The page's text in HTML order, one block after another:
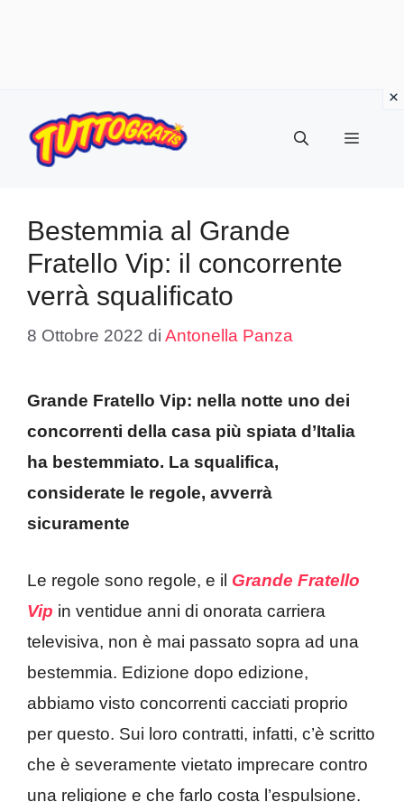
contenuto
Menu
Bestemmia al Grande
Fratello Vip: il concorrente
verrà squalificato
8 Ottobre 2022 di Antonella Panza
Grande Fratello Vip: nella notte uno dei
concorrenti della casa più spiata d’Italia
ha bestemmiato. La squalifica,
considerate le regole, avverrà
sicuramente
Le regole sono regole, e il Grande Fratello
Vip in ventidue anni di onorata carriera
televisiva, non è mai passato sopra ad una
bestemmia. Edizione dopo edizione,
abbiamo visto concorrenti cacciati proprio
per questo. Sui loro contratti, infatti, c’è scritto
che è severamente vietato imprecare contro
una religione e che farlo costa l’espulsione.